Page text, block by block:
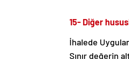
15- Diğer
İhalede
Sınır değerin